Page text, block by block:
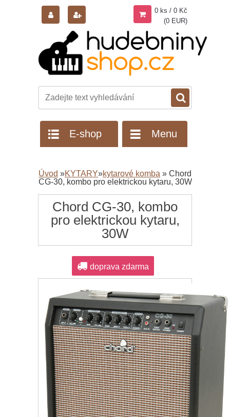
0 ks / 0 Kč
(0 EUR)
E-shop Menu
Úvod »KYTARY»kytarové komba » Chord
CG-30, kombo pro elektrickou kytaru, 30W
Chord CG-30, kombo
pro elektrickou kytaru,
30W
doprava zdarma